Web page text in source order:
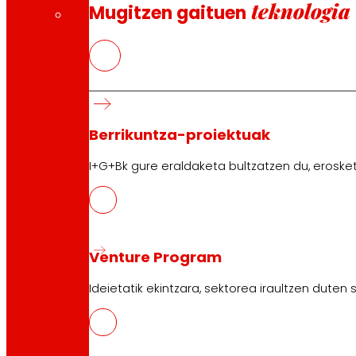
Mugitzen gaituen teknologia
Berrikuntza-proiektuak
I+G+Bk gure eraldaketa bultzatzen du,
Venture Program
Ideietatik ekintzara, sektorea iraultzen
Jarrai gaitzazu